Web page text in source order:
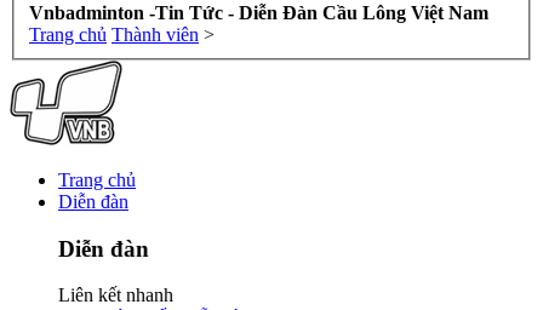
Vnbadminton -Tin Tức - Diễn Đàn Cầu Lông Việt Nam
Trang chủ Thành viên >
Trang chủ
Diễn đàn
Diễn đàn
Liên kết nhanh